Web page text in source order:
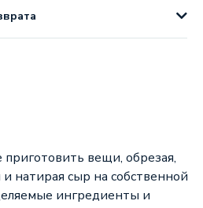
вещи, обрезая,
натирая сыр на собственной
ингредиенты и